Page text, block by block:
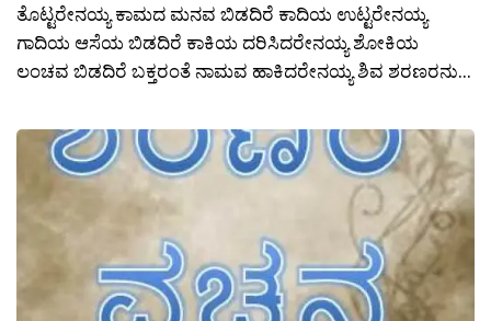
ತೊಟ್ಟರೇನಯ್ಯ ಕಾಮದ ಮನವ ಬಿಡದಿರೆ ಕಾದಿಯ ಉಟ್ಟರೇನಯ್ಯ
ಗಾದಿಯ ಆಸೆಯ ಬಿಡದಿರೆ ಕಾಕಿಯ ದರಿಸಿದರೇನಯ್ಯ ಶೋಕಿಯ
ಲಂಚವ ಬಿಡದಿರೆ ಬಕ್ತರಂತೆ ನಾಮವ ಹಾಕಿದರೇನಯ್ಯ ಶಿವ ಶರಣರನು...